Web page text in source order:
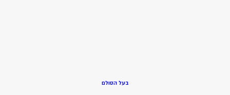
בעל הסולם